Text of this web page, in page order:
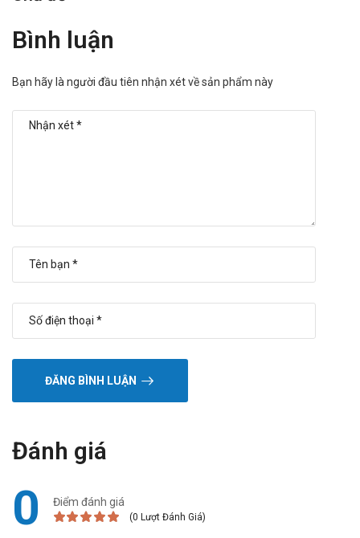
Bình luận
Bạn hãy là người đầu tiên nhận xét về sản phẩm này
ĐĂNG BÌNH LUẬN
Đánh giá
0 Điểm đánh giá
(0 Lượt Đánh Giá)